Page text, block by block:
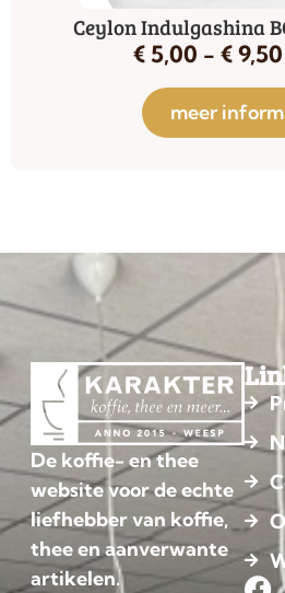
Ceylon Indulgashina
€5,00 - €9,50
meer
De koffie- en thee
website voor de echte
liefhebber van koffie,
thee en aanverwante
artikelen.